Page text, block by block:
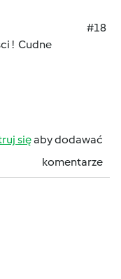
#18
! Cudne
sięaby dodawać
komentarze